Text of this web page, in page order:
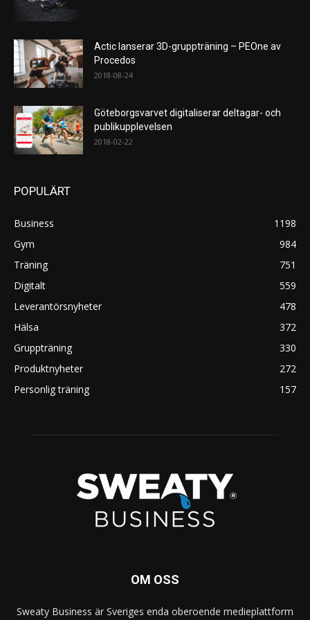
Actic lanserar 3D-gruppträning – PEOne av
Procedos
2018-08-24
Göteborgsvarvet digitaliserar deltagar- och
publikupplevelsen
2018-02-22
POPULÄRT
Business
1198
Gym
984
Träning
751
Digitalt
559
Leverantörsnyheter
478
Hälsa
372
Gruppträning
330
Produktnyheter
272
Personlig träning
157
OM OSS
Sweaty Business är Sveriges enda oberoende medieplattform